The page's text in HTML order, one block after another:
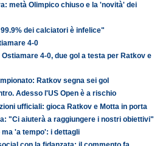
metà Olimpico chiuso e la 'novità' dei
dei calciatori è infelice"
4-0
Ostiamare 4-0, due gol a testa per Ratkov e
Ratkov segna sei gol
Adesso l'US Open è a rischio
ufficiali: gioca Ratkov e Motta in porta
"Ci aiuterà a raggiungere i nostri obiettivi"
'a tempo': i dettagli